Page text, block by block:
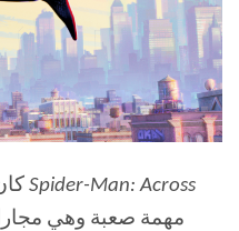
Spider-Man: Across